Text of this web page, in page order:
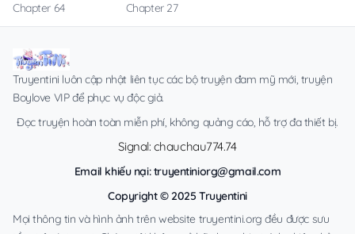
Chapter 64
Chapter 27
Truyentini luôn cập nhật liên tục các bộ truyện đam mỹ mới, truyện
Boylove VIP để phục vụ độc giả.
Đọc truyện hoàn toàn miễn phí, không quảng cáo, hỗ trợ đa thiết bị.
Signal: chauchau774.74
Email khiếu nại:truyentiniorg@gmail.com
Copyright © 2025 Truyentini
Mọi thông tin và hình ảnh trên website truyentini.org đều được sưu